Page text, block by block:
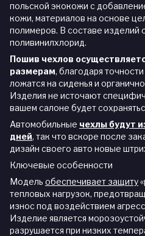
польской экокожи с
кожи, материалов на основе
полимеров. В составе изделий
поливинилхлорид.
Пошив чехлов
размерам, благодаря
ложатся на сиденья и
Изделия не источают
вашем салоне будет
Автомобильные чехлы будут
дней, так что вскоре после
дизайн своего авто новые
Ключевые особенности
Модель обеспечивает защиту
тепловых нагрузок,
износ под воздействием
Изделие является
разрушается при низких